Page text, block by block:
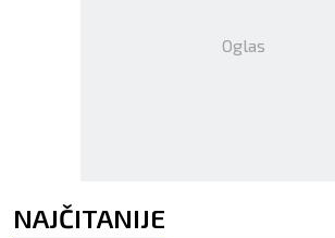
Oglas
NAJČITANIJE